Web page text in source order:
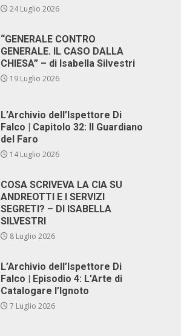
24 Luglio 2026
“GENERALE CONTRO
GENERALE. IL CASO DALLA
CHIESA” – di Isabella Silvestri
19 Luglio 2026
L’Archivio dell’Ispettore Di
Falco | Capitolo 32: Il Guardiano
del Faro
14 Luglio 2026
COSA SCRIVEVA LA CIA SU
ANDREOTTI E I SERVIZI
SEGRETI? – DI ISABELLA
SILVESTRI
8 Luglio 2026
L’Archivio dell’Ispettore Di
Falco | Episodio 4: L’Arte di
Catalogare l’Ignoto
7 Luglio 2026